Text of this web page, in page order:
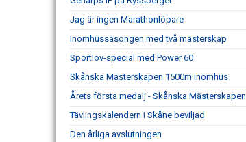
Jag är ingen Marathonlöpare
Inomhussäsongen med två mästerskap
Sportlov-special med Power 60
Skånska Mästerskapen 1500m inomhus
Årets första medalj - Skånska Mästerskapen
Tävlingskalendern i Skåne beviljad
Den årliga avslutningen